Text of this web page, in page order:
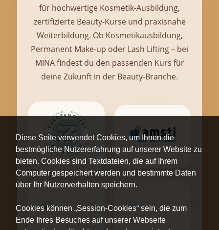
Diese Seite verwendet Cookies, um Ihnen die
bestmögliche Nutzererfahrung auf unserer Website zu
bieten. Cookies sind Textdateien, die auf Ihrem
Computer gespeichert werden und bestimmte Daten
über Ihr Nutzerverhalten speichern.
Cookies können „Session-Cookies“ sein, die zum
Ende Ihres Besuches auf unserer Webseite
für hochwertige Kosmetik-Ausbildung,
zertifizierte Beauty-Kurse und praxisnahe
Weiterbildung. Ob Kosmetikausbildung,
Permanent Make-up oder Lash Lifting – bei
MINA findest du den passenden Kurs für
deine Zukunft in der Beauty-Branche.